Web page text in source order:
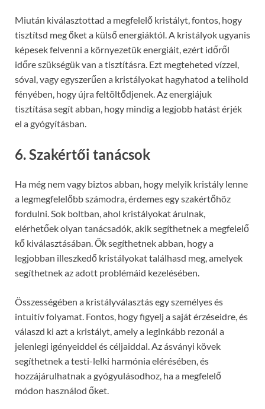
Miután kiválasztottad a megfelelő kristályt, fontos, hogy
tisztítsd meg őket a külső energiáktól. A kristályok ugyanis
képesek felvenni a környezetük energiáit, ezért időről
időre szükségük van a tisztításra. Ezt megteheted vízzel,
sóval, vagy egyszerűen a kristályokat hagyhatod a telihold
fényében, hogy újra feltöltődjenek. Az energiájuk
tisztítása segít abban, hogy mindig a legjobb hatást érjék
el a gyógyításban.
6. Szakértői tanácsok
Ha még nem vagy biztos abban, hogy melyik kristály lenne
a legmegfelelőbb számodra, érdemes egy szakértőhöz
fordulni. Sok boltban, ahol kristályokat árulnak,
elérhetőek olyan tanácsadók, akik segíthetnek a megfelelő
kő kiválasztásában. Ők segíthetnek abban, hogy a
legjobban illeszkedő kristályokat találhasd meg, amelyek
segíthetnek az adott problémáid kezelésében.
Összességében a kristályválasztás egy személyes és
intuitív folyamat. Fontos, hogy figyelj a saját érzéseidre, és
válaszd ki azt a kristályt, amely a leginkább rezonál a
jelenlegi igényeiddel és céljaiddal. Az ásványi kövek
segíthetnek a testi-lelki harmónia elérésében, és
hozzájárulhatnak a gyógyulásodhoz, ha a megfelelő
módon használod őket.